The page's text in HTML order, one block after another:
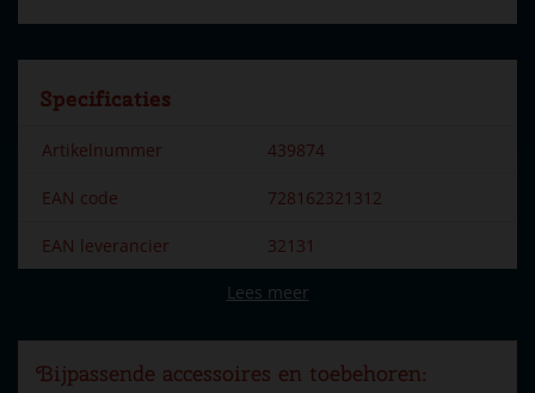
Specificaties
Artikelnummer 439874
EAN code 728162321312
EAN leverancier 32131
Lemax
Dorpsnaam Vail Village
Lees meer
Bijpassende accessoires en toebehoren: